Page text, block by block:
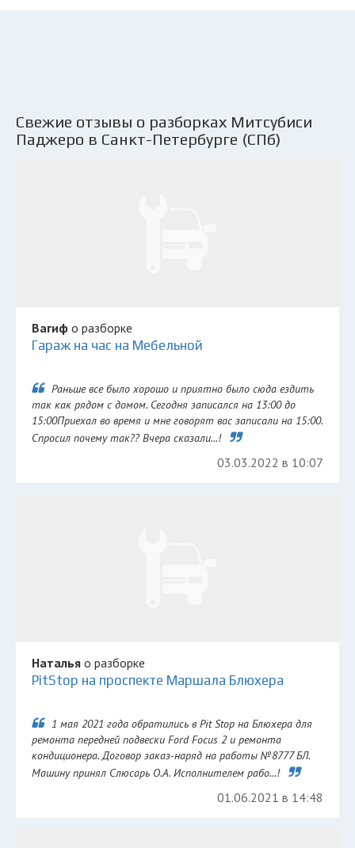
Свежие отзывы о разборках Митсубиси
Паджеро в Санкт-Петербурге (СПб)
Вагиф о разборке
Гараж на час на Мебельной
Раньше все было хорошо и приятно было сюда ездить
так как рядом с домом. Сегодня записался на 13:00 до
15:00Приехал во время и мне говорят вас записали на 15:00.
Спросил почему так?? Вчера сказали...!
03.03.2022 в 10:07
Наталья о разборке
PitStop на проспекте Маршала Блюхера
1 мая 2021 года обратились в Pit Stop на Блюхера для
ремонта передней подвески Ford Focus 2 и ремонта
кондиционера. Договор заказ-наряд на работы №8777 БЛ.
Машину принял Слюсарь О.А. Исполнителем рабо...!
01.06.2021 в 14:48